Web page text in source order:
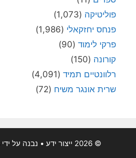
פוליטיקה (1,073)
פנחס יחזקאלי (1,986)
פרקי לימוד (90)
קורונה (150)
רלוונטיים תמיד (4,091)
שרית אונגר משיח (72)
© 2026 ייצור ידע • נבנה על ידי